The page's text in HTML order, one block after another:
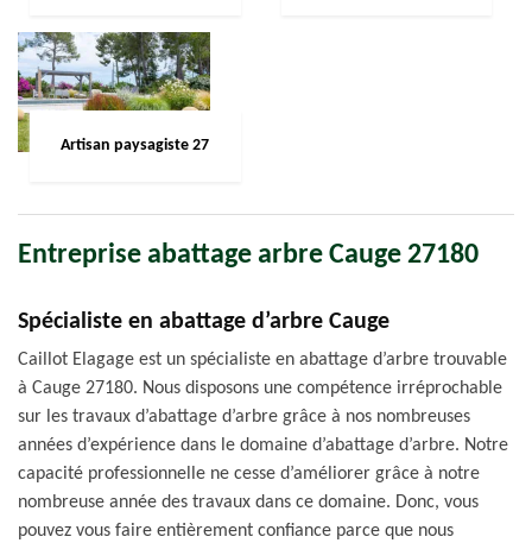
Artisan paysagiste 27
Entreprise abattage arbre Cauge 27180
Spécialiste en abattage d’arbre Cauge
Caillot Elagage est un spécialiste en abattage d’arbre trouvable
à Cauge 27180. Nous disposons une compétence irréprochable
sur les travaux d’abattage d’arbre grâce à nos nombreuses
années d’expérience dans le domaine d’abattage d’arbre. Notre
capacité professionnelle ne cesse d’améliorer grâce à notre
nombreuse année des travaux dans ce domaine. Donc, vous
pouvez vous faire entièrement confiance parce que nous